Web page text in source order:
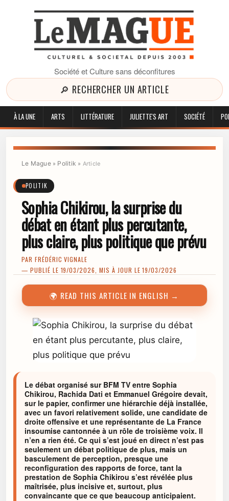
Société et Culture sans déconfitures
🔎 RECHERCHER UN ARTICLE
À LA UNE ARTS LITTÉRATURE JULIETTE'S ART SOCIÉTÉ
Le Mague» Politik » Article
POLITIK
Sophia Chikirou, la surprise du
débat en étant plus percutante,
plus claire, plus politique que prévu
PAR FRÉDÉRIC VIGNALE
— PUBLIÉ LE 19/03/2026, MIS À JOUR LE 19/03/2026
🌍 READ THIS ARTICLE IN ENGLISH →
Le débat organisé sur BFM TV entre Sophia
Chikirou, Rachida Dati et Emmanuel Grégoire devait,
sur le papier, confirmer une hiérarchie déjà installée,
avec un favori relativement solide, une candidate de
droite offensive et une représentante de La France
insoumise cantonnée à un rôle de troisième voix. Il
n’en a rien été. Ce qui s’est joué en direct n’est pas
seulement un débat politique de plus, mais un
basculement de perception, presque une
reconfiguration des rapports de force, tant la
prestation de Sophia Chikirou s’est révélée plus
maîtrisée, plus incisive et, surtout, plus
convaincante que ce que beaucoup anticipaient.